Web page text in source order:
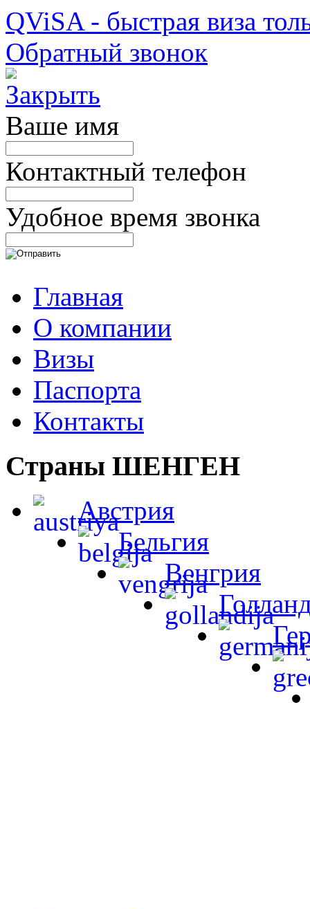
QViSA - быстрая виза
Обратный звонок
Ваше имя
Контактный телефон
Удобное время звонка
Главная
О компании
Визы
Паспорта
Контакты
Страны ШЕНГЕН
Австрия
Бельгия
Венгрия